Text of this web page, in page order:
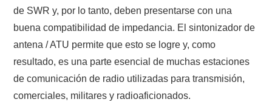
RADIOAFICIONADOS EN MEXICO
PROMOCIÓN DE LA RADIO AFICIÓN
PROPAGACIÓN
de SWR y, por lo tanto, deben presentarse con una
buena compatibilidad de impedancia. El sintonizador de
antena / ATU permite que esto se logre y, como
resultado, es una parte esencial de muchas estaciones
de comunicación de radio utilizadas para transmisión,
comerciales, militares y radioaficionados.